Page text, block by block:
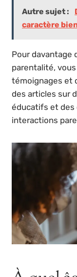
Autre sujet :
caractère
Pour davantage
parentalité,
témoignages et
des articles sur
éducatifs et des
interactions